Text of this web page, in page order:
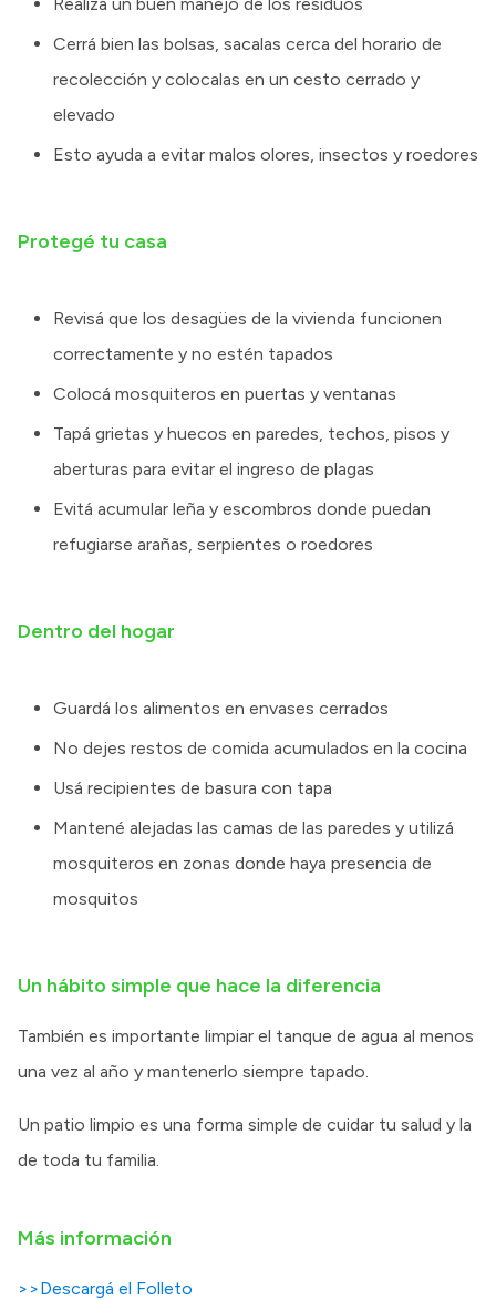
Cerrá bien las bolsas, sacalas cerca del horario de
recolección y colocalas en un cesto cerrado y
elevado
Esto ayuda a evitar malos olores, insectos y roedores
Protegé tu casa
Revisá que los desagües de la vivienda funcionen
correctamente y no estén tapados
Colocá mosquiteros en puertas y ventanas
Tapá grietas y huecos en paredes, techos, pisos y
aberturas para evitar el ingreso de plagas
Evitá acumular leña y escombros donde puedan
refugiarse arañas, serpientes o roedores
Dentro del hogar
Guardá los alimentos en envases cerrados
No dejes restos de comida acumulados en la cocina
Usá recipientes de basura con tapa
Mantené alejadas las camas de las paredes y utilizá
mosquiteros en zonas donde haya presencia de
mosquitos
Un hábito simple que hace la diferencia
También es importante limpiar el tanque de agua al menos
una vez al año y mantenerlo siempre tapado.
Un patio limpio es una forma simple de cuidar tu salud y la
de toda tu familia.
Más información
>>Descargá el Folleto